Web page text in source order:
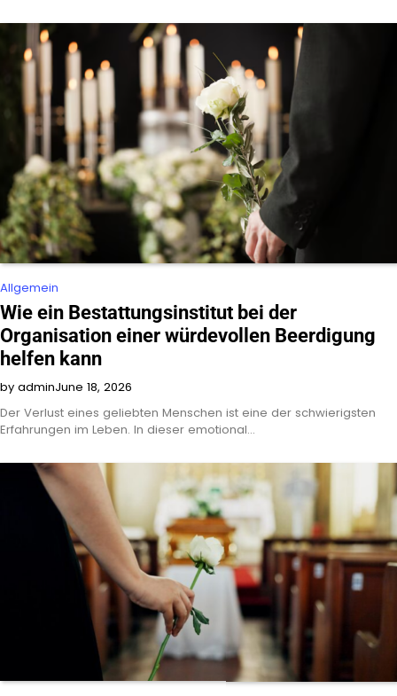
Allgemein
Wie ein Bestattungsinstitut bei der
Organisation einer würdevollen Beerdigung
helfen kann
by adminJune 18, 2026
Der Verlust eines geliebten Menschen ist eine der schwierigsten
Erfahrungen im Leben. In dieser emotional…